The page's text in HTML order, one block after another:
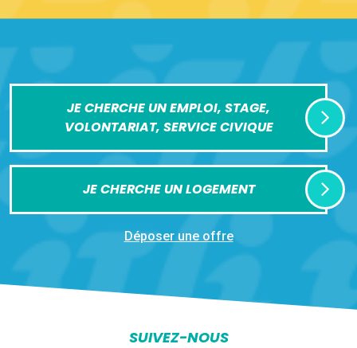
JE CHERCHE UN EMPLOI, STAGE,
VOLONTARIAT, SERVICE CIVIQUE
JE CHERCHE UN LOGEMENT
Déposer une offre
SUIVEZ-NOUS